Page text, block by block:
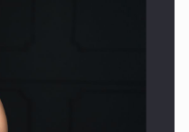
COMPANIES ON THE